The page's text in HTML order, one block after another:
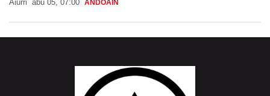
Aiurri abu 05, 07:00 ANDOAIN